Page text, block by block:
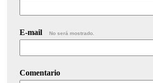
E-mail No será mostrado.
Comentario